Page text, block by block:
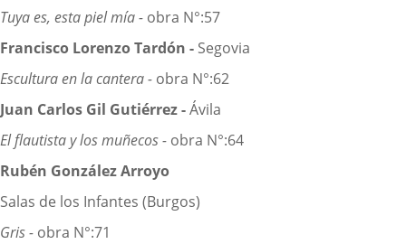
Tuya es, esta piel mía - obra N°:57
Francisco Lorenzo Tardón - Segovia
Escultura en la cantera - obra N°:62
Juan Carlos Gil Gutiérrez -Ávila
El flautista y los muñecos - obra N°:64
Rubén González Arroyo
Salas de los Infantes (Burgos)
Gris - obra N°:71